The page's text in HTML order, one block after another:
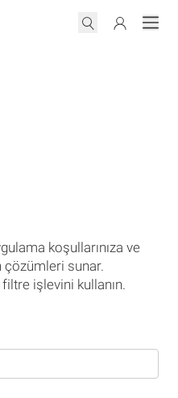
koşullarınıza ve
çözümleri sunar.
işlevini kullanın.